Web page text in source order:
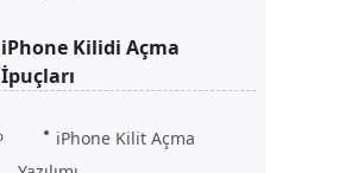
iPhone Kilidi Açma
İpuçları
iPhone Kilit Açma